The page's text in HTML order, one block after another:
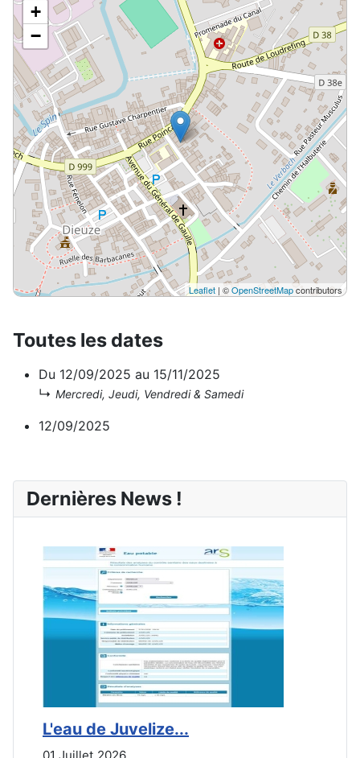
+
−
Leaflet | ©OpenStreetMapcontributors
Toutes les dates
Du 12/09/2025 au 15/11/2025
↳ Mercredi, Jeudi, Vendredi & Samedi
12/09/2025
Dernières News !
L'eau de Juvelize...